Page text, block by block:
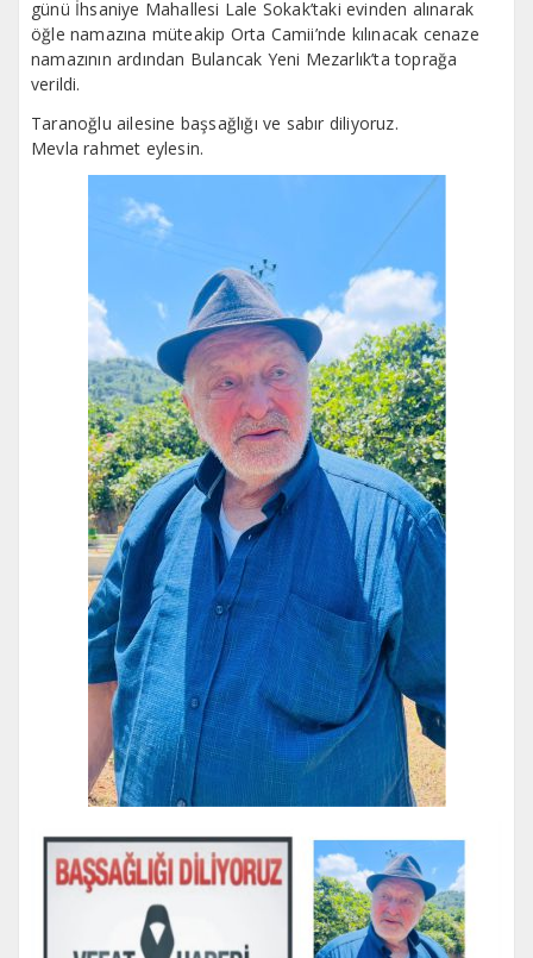
günü İhsaniye Mahallesi Lale Sokak’taki evinden alınarak
öğle namazına müteakip Orta Camii’nde kılınacak cenaze
namazının ardından Bulancak Yeni Mezarlık’ta toprağa
verildi.
Taranoğlu ailesine başsağlığı ve sabır diliyoruz.
Mevla rahmet eylesin.